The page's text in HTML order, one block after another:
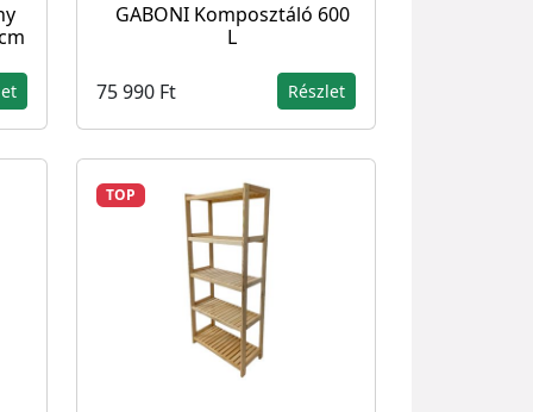
GABONI Komposztáló 600
L
75 990 Ft Részlet
TOP